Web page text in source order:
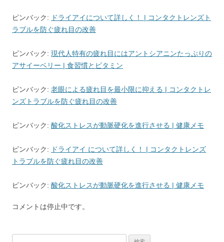
ピンバック:
ドライアイについて詳しく！ | コンタクトレンズト
ラブルを防ぐ疲れ目の改善
ピンバック: 現代人特有の疲れ目にはアントシアニンたっぷりの
アサイーベリー | 食習慣とビタミン
ピンバック: 老眼による疲れ目を最小限に抑える | コンタクトレ
ンズトラブルを防ぐ疲れ目の改善
ピンバック: 酸化ストレスが動脈硬化を進行させる | 健康メモ
ピンバック:
ドライアイ について詳しく！ | コンタクトレンズ
トラブルを防ぐ疲れ目の改善
ピンバック: 酸化ストレスが動脈硬化を進行させる | 健康メモ
コメントは停止中です。